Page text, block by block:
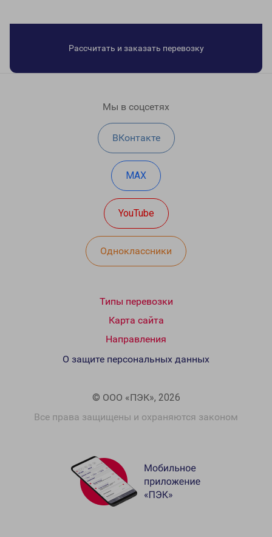
Рассчитать и заказать перевозку
Мы в соцсетях
ВКонтакте
MAX
YouTube
Одноклассники
Типы перевозки
Карта сайта
Направления
© ООО «ПЭК», 2026
Все права защищены и охраняются законом
О защите персональных данных